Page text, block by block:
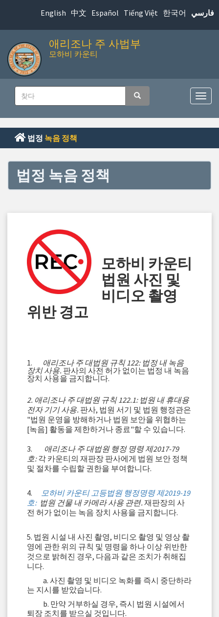
으
바
English 中文 Español Tiếng Việt 한국어 فارسي
애리조나 주 사법부
모하비 카운티
다
찾다
내
게
이
션
탐
전
환
법정 녹음 정책
법정 녹음 정책
모하비 카운티
법원 사진 및
비디오 촬영
위반 경고
1.
애리조나 주 대법원 규칙 122: 법정 내 녹음
장치 사용. 판사의 사전 허가 없이는 법정 내 녹음
장치 사용을 금지합니다.
2. 애리조나 주 대법원 규칙 122.1: 법원 내 휴대용
전자 기기 사용. 판사, 법원 서기 및 법원 행정관은
"법원 운영을 방해하거나 법원 보안을 위협하는
[녹음] 활동을 제한하거나 종료"할 수 있습니다.
3. 애리조나 주 대법원 행정 명령 제2017-79
호:각 카운티의 재판장 판사에게 법원 보안 정책
및 절차를 수립할 권한을 부여합니다.
4. 모하비 카운티 고등법원 행정명령 제2019-19
호: 법원 건물 내 카메라 사용 관련. 재판장의 사
전 허가 없이는 녹음 장치 사용을 금지합니다.
5. 법원 시설 내 사진 촬영, 비디오 촬영 및 영상 촬
영에 관한 위의 규칙 및 명령을 하나 이상 위반한
것으로 밝혀진 경우, 다음과 같은 조치가 취해집
니다.
a. 사진 촬영 및 비디오 녹화를 즉시 중단하라
는 지시를 받았습니다.
b. 만약 거부하실 경우, 즉시 법원 시설에서
퇴장 조치를 받으실 것입니다.